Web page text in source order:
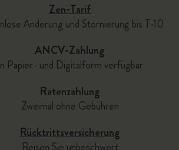
Zen-Tarif
Änderung und Stornierung bis T-10
ANCV-Zahlung
Papier- und Digitalform verfügbar
Ratenzahlung
Zweimal ohne Gebühren
Rücktrittsversicherung
Reisen Sie unbeschwert